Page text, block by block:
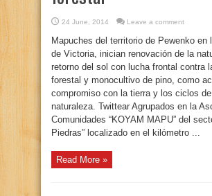
24 June, 2014 Leave a comment
Mapuches del territorio de Pewenko en
de Victoria, inician renovación de la
retorno del sol con lucha frontal contra
forestal y monocultivo de pino, como
compromiso con la tierra y los ciclos
naturaleza. Twittear Agrupados en la
Comunidades “KOYAM MAPU” del
Piedras” localizado en el kilómetro ...
Read More »